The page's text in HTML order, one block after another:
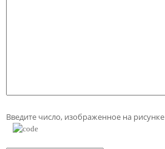
Введите число, изображенное на рисунке